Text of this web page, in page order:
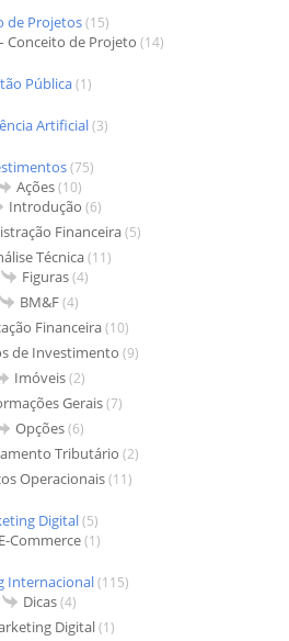
de Projetos(15)
Conceito de Projeto (14)
Pública(1)
Artificial(3)
(75)
Ações(10)
Introdução (6)
Financeira(5)
Técnica(11)
Figuras(4)
BM&F(4)
Financeira(10)
de Investimento (9)
Imóveis(2)
Gerais(7)
Opções(6)
Tributário (2)
Operacionais(11)
Digital(5)
E-Commerce(1)
Internacional(115)
Dicas(4)
Digital(1)